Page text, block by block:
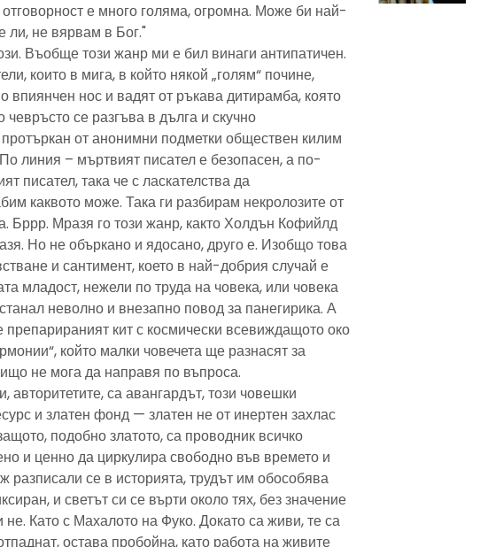
е много голяма, огромна. Може би най-
ли, не вярвам в Бог."
Въобще този жанр ми е бил винаги антипатичен.
които в мига, в който някой „голям“ почине,
впиянчен нос и вадят от ръкава дитирамба, която
чевръсто се разгъва в дълга и скучно
от анонимни подметки обществен килим
линия – мъртвият писател е безопасен, а по-
писател, така че с ласкателства да
каквото може. Така ги разбирам некролозите от
Бррр. Мразя го този жанр, както Холдън Кофийлд
Но не объркано и ядосано, друго е. Изобщо това
и сантимент, което в най-добрия случай е
младост, нежели по труда на човека, или човека
неволно и внезапно повод за панегирика. А
препарираният кит с космически всевиждащото око
който малки човечета ще разнасят за
не мога да направя по въпроса.
авторитетите, са авангардът, този човешки
и златен фонд — златен не от инертен захлас
подобно златото, са проводник всичко
и ценно да циркулира свободно във времето и
разписали се в историята, трудът им обособява
и светът си се върти около тях, без значение
не. Като с Махалото на Фуко. Докато са живи, те са
остава пробойна, като работа на живите